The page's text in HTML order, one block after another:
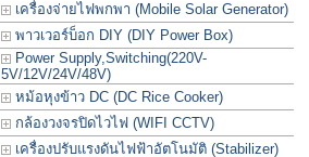
เครื่องจ่ายไฟพกพา (Mobile Solar Generator)
พาวเวอร์บ็อก DIY (DIY Power Box)
Power Supply,Switching(220V-
5V/12V/24V/48V)
หม้อหุงข้าว DC (DC Rice Cooker)
กล้องวงจรปิดไวไฟ (WIFI CCTV)
เครื่องปรับแรงดันไฟฟ้าอัตโนมัติ (Stabilizer)